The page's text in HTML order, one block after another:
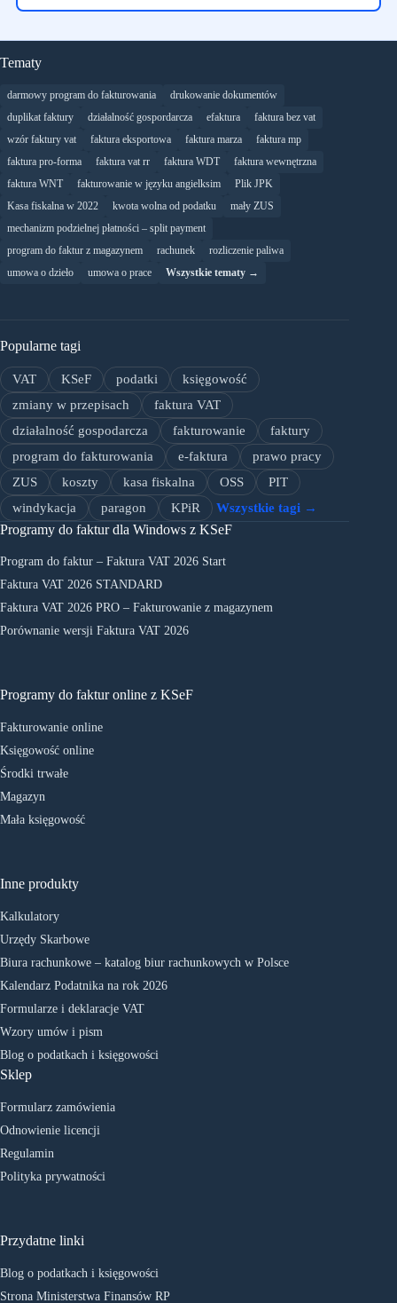
Tematy
darmowy program do fakturowania
drukowanie dokumentów
duplikat faktury
działalność gospordarcza efaktura
faktura bez vat
wzór faktury vat
faktura eksportowa faktura marza
faktura mp
faktura pro-forma
faktura vat rr faktura WDT
faktura wewnętrzna
faktura WNT
fakturowanie w języku angielksim
Plik JPK
Kasa fiskalna w 2022
kwota wolna od podatku
mały ZUS
mechanizm podzielnej płatności – split payment
program do faktur z magazynem
rachunek
rozliczenie paliwa
umowa o dzieło
umowa o prace Wszystkie tematy →
Popularne tagi
VAT KSeF podatki
księgowość
zmiany w przepisach
faktura VAT
działalność gospodarcza
fakturowanie
faktury
program do fakturowania
e-faktura
prawo pracy
ZUS
koszty kasa fiskalna OSS
PIT
windykacja
paragon KPiR Wszystkie tagi →
Programy do faktur dla Windows z KSeF
Program do faktur – Faktura VAT 2026 Start
Faktura VAT 2026 STANDARD
Faktura VAT 2026 PRO – Fakturowanie z magazynem
Porównanie wersji Faktura VAT 2026
Programy do faktur online z KSeF
Fakturowanie online
Księgowość online
Środki trwałe
Magazyn
Mała księgowość
Inne produkty
Kalkulatory
Urzędy Skarbowe
Biura rachunkowe – katalog biur rachunkowych w Polsce
Kalendarz Podatnika na rok 2026
Formularze i deklaracje VAT
Wzory umów i pism
Blog o podatkach i księgowości
Sklep
Formularz zamówienia
Odnowienie licencji
Regulamin
Polityka prywatności
Przydatne linki
Blog o podatkach i księgowości
Strona Ministerstwa Finansów RP